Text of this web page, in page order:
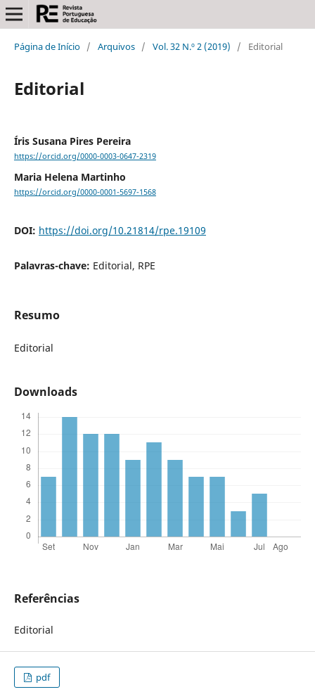
Página de Início / Arquivos / Vol. 32 N.º 2 (2019) / Editorial
Editorial
Íris Susana Pires Pereira
https://orcid.org/0000-0003-0647-2319
Maria Helena Martinho
https://orcid.org/0000-0001-5697-1568
DOI: https://doi.org/10.21814/rpe.19109
Palavras-chave: Editorial, RPE
Resumo
Editorial
Downloads
Referências
Editorial
pdf